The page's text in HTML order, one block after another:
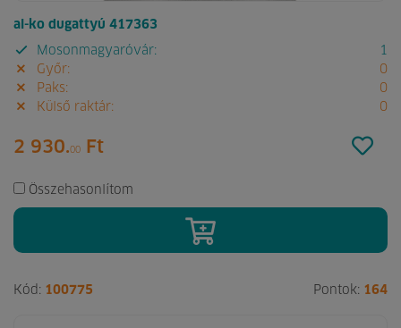
al-ko dugattyú 417363
Mosonmagyaróvár:
1
Győr:
0
Paks:
0
Külső raktár:
0
2 930.00 Ft
Összehasonlítom
Kód: 100775 Pontok: 164